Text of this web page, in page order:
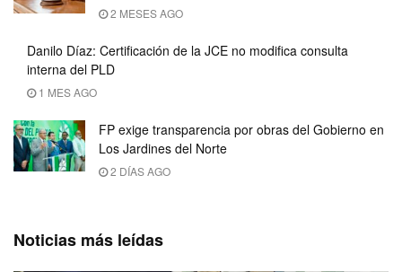
2 MESES AGO
Danilo Díaz: Certificación de la JCE no modifica consulta
interna del PLD
1 MES AGO
FP exige transparencia por obras del Gobierno en
Los Jardines del Norte
2 DÍAS AGO
Noticias más leídas